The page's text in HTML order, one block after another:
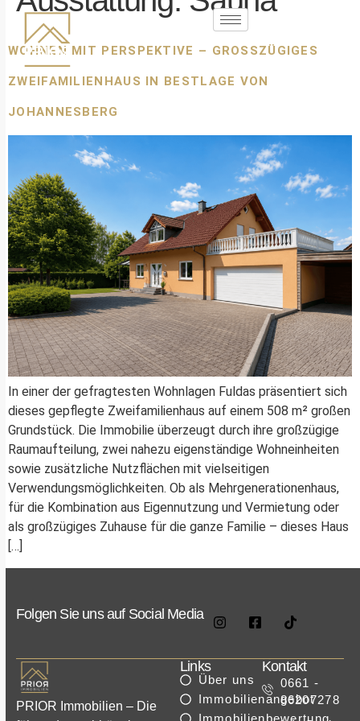
WOHNEN MIT PERSPEKTIVE – GROSSZÜGIGES Z
WEIFAMILIENHAUS IN BESTLAGE VON J
OHANNESBERG
In einer der gefragtesten Wohnlagen Fuldas präsentiert sich
dieses gepflegte Zweifamilienhaus auf einem 508 m² großen
Grundstück. Die Immobilie überzeugt durch ihre großzügige
Raumaufteilung, zwei nahezu eigenständige Wohneinheiten
sowie zusätzliche Nutzflächen mit vielseitigen
Verwendungsmöglichkeiten. Ob als Mehrgenerationenhaus,
für die Kombination aus Eigennutzung und Vermietung oder
als großzügiges Zuhause für die ganze Familie – dieses Haus
[…]
Folgen Sie uns auf Social Media
PRIOR Immobilien – Die
Links
Über uns
Immobilienangebot
Kontakt
0661 -
86207278